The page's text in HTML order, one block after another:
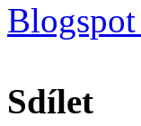
Blogspot
Sdílet